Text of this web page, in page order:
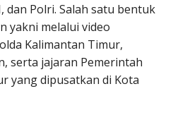
Polri. Salah satu bentuk
yakni melalui video
Kalimantan Timur,
serta jajaran Pemerintah
yang dipusatkan di Kota